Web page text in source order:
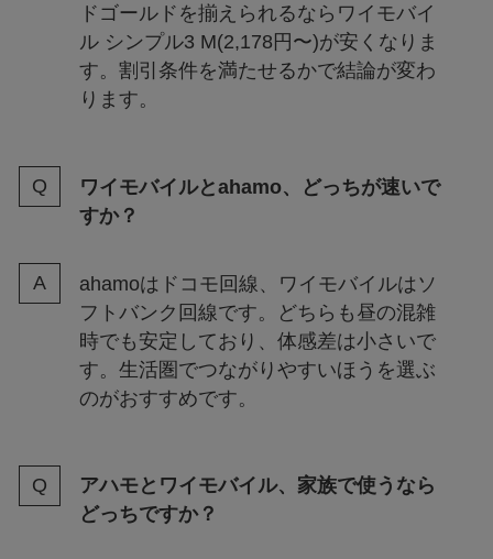
ドゴールドを揃えられるならワイモバイ
ル シンプル3 M(2,178円〜)が安くなりま
す。割引条件を満たせるかで結論が変わ
ります。
ワイモバイルとahamo、どっちが速いで
すか？
ahamoはドコモ回線、ワイモバイルはソ
フトバンク回線です。どちらも昼の混雑
時でも安定しており、体感差は小さいで
す。生活圏でつながりやすいほうを選ぶ
のがおすすめです。
アハモとワイモバイル、家族で使うなら
どっちですか？